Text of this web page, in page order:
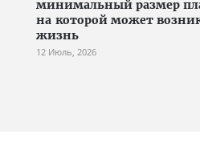
минимальный размер
на которой может
жизнь
12 Июль, 2026